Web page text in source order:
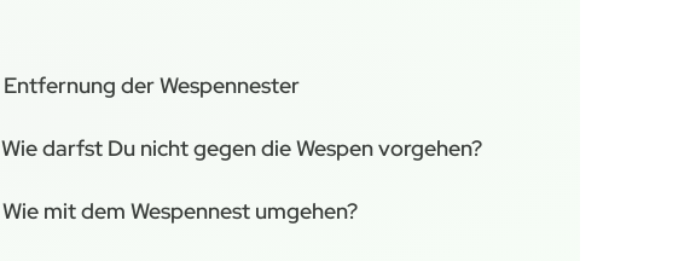
Entfernung der Wespennester
Wie darfst Du nicht gegen die Wespen vorgehen?
Wie mit dem Wespennest umgehen?